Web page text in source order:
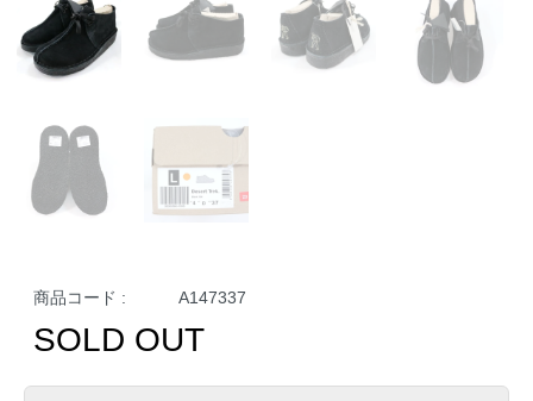
商品コード : A147337
SOLD OUT